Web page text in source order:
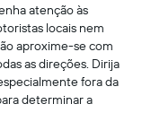
atenção às
locais nem
aproxime-se com
as direções. Dirija
fora da
determinar a